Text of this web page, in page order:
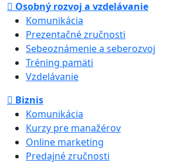
Osobný rozvoj a vzdelávanie
Komunikácia
Prezentačné zručnosti
Sebeoznámenie a seberozvoj
Tréning pamäti
Vzdelávanie
Biznis
Komunikácia
Kurzy pre manažérov
Online marketing
Predajné zručnosti